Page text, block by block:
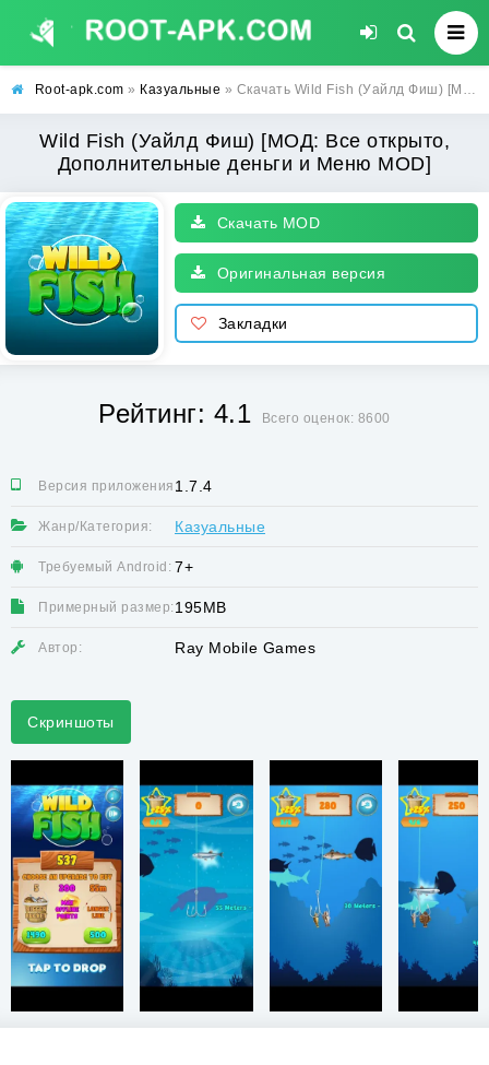
Root-apk.com » Казуальные » Скачать Wild Fish (Уайлд Фиш) [МОД: Все открыто, Дополнительные деньги и Меню MOD] | Взлом Wild Fish на Андроид
Wild Fish (Уайлд Фиш) [МОД: Все открыто,
Дополнительные деньги и Меню MOD]
Скачать MOD
Оригинальная версия
Закладки
Рейтинг: 4.1 Всего оценок: 8600
Версия приложения:1.7.4
Жанр/Категория: Казуальные
Требуемый Android: 7+
Примерный размер: 195MB
Автор: Ray Mobile Games
Скриншоты